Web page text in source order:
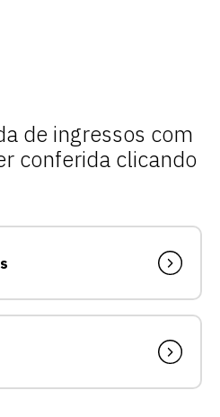
de ingressos com
conferida clicando